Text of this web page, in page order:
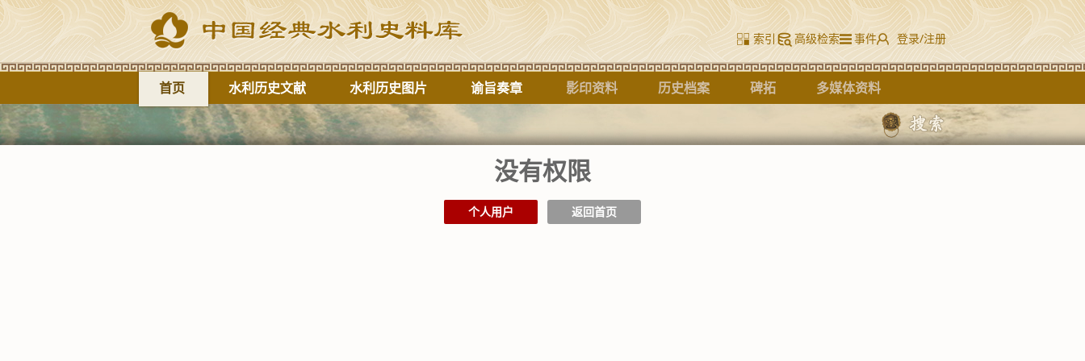
索引 高级检索 事件 登录/注册
首页 水利历史文献 水利历史图片 谕旨奏章 影印资料 历史档案 碑拓 多媒体资料
没有权限
个人用户 返回首页